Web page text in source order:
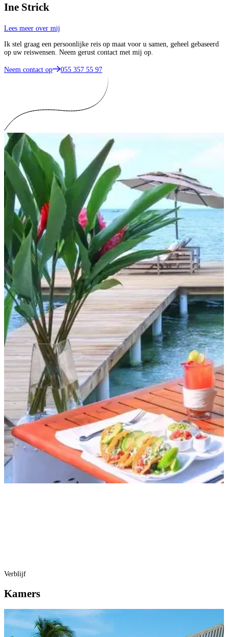
Ine Strick
Lees meer over mij
Ik stel graag een persoonlijke reis op maat voor u samen, geheel gebaseerd
op uw reiswensen. Neem gerust contact met mij op.
Neem contact op 055 357 55 97
Verblijf
Kamers